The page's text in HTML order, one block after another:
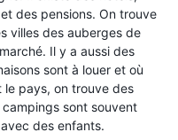
des pensions. On trouve
villes des auberges de
Il y a aussi des
sont à louer et où
le pays, on trouve des
sont souvent
des enfants.